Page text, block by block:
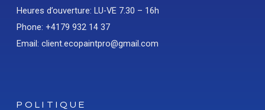
Heures d’ouverture: LU-VE 7.30 – 16h
Phone: +4179 932 14 37
Email: client.ecopaintpro@gmail.com
POLITIQUE